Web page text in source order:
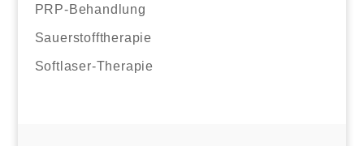
PRP-Behandlung
Sauerstofftherapie
Softlaser-Therapie